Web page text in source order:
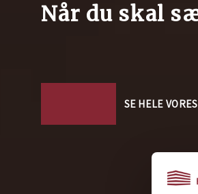
Når du skal
SE HELE